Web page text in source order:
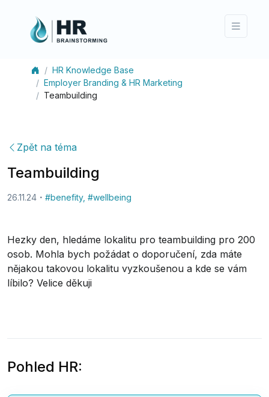
HR Knowledge Base
Employer Branding & HR Marketing
Teambuilding
Zpět na téma
Teambuilding
26.11.24 #benefity, #wellbeing
Hezky den, hledáme lokalitu pro teambuilding pro 200
osob. Mohla bych požádat o doporučení, zda máte
nějakou takovou lokalitu vyzkoušenou a kde se vám
líbilo? Velice děkuji
Pohled HR: